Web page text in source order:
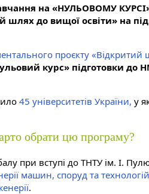
на «НУЛЬОВОМУ
до вищої освіти» на
проєкту «Відкритий
курс» підготовки до
45 університетів України, у
обрати цю програму?
при вступі до ТНТУ ім. І.
машин, споруд та технологій
.